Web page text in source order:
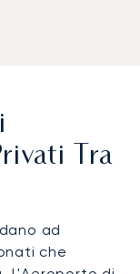
Tra
ad
che